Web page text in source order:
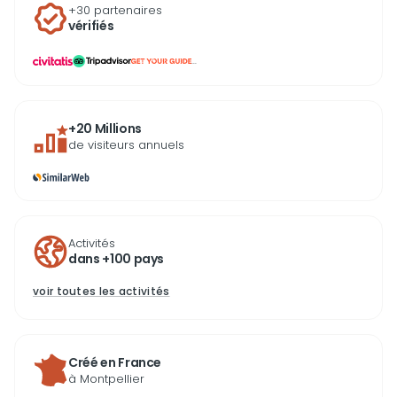
+30 partenaires
vérifiés
...
+20 Millions
de visiteurs annuels
Activités
dans +100 pays
voir toutes les activités
Créé en France
à Montpellier